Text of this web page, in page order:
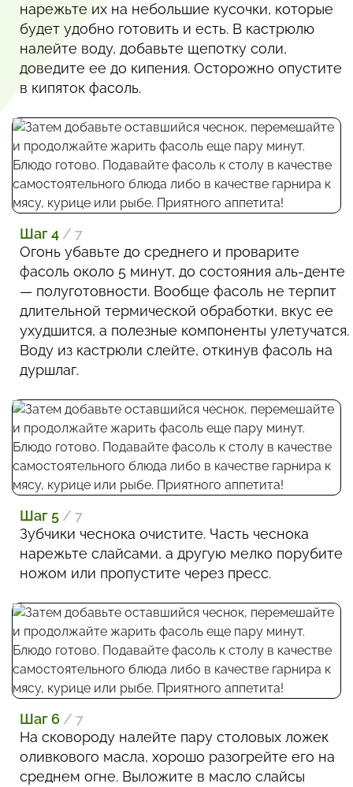
нарежьте их на небольшие кусочки, которые
будет удобно готовить и есть. В кастрюлю
налейте воду, добавьте щепотку соли,
доведите ее до кипения. Осторожно опустите
в кипяток фасоль.
Шаг 4 / 7
Огонь убавьте до среднего и проварите
фасоль около 5 минут, до состояния аль-денте
— полуготовности. Вообще фасоль не терпит
длительной термической обработки, вкус ее
ухудшится, а полезные компоненты улетучатся.
Воду из кастрюли слейте, откинув фасоль на
дуршлаг.
Шаг 5 / 7
Зубчики чеснока очистите. Часть чеснока
нарежьте слайсами, а другую мелко порубите
ножом или пропустите через пресс.
Шаг 6 / 7
На сковороду налейте пару столовых ложек
оливкового масла, хорошо разогрейте его на
среднем огне. Выложите в масло слайсы